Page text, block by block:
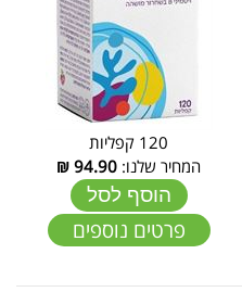
120 קפליות
המחיר שלנו: 94.90
₪
הוסף לסל
פרטים נוספים